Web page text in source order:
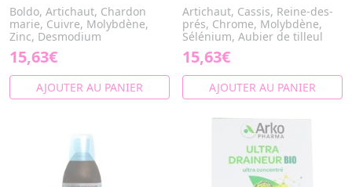
Boldo, Artichaut, Chardon
marie, Cuivre, Molybdène,
Zinc, Desmodium
15,63€
AJOUTER AU PANIER
Artichaut, Cassis, Reine-des-
prés, Chrome, Molybdène,
Sélénium, Aubier de tilleul
15,63€
AJOUTER AU PANIER